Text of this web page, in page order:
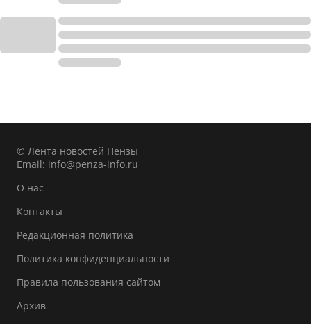
© Лента новостей Пензы
Email: info@penza-info.ru
О нас
Контакты
Редакционная политика
Политика конфиденциальности
Правила пользования сайтом
Архив